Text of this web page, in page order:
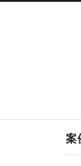
案